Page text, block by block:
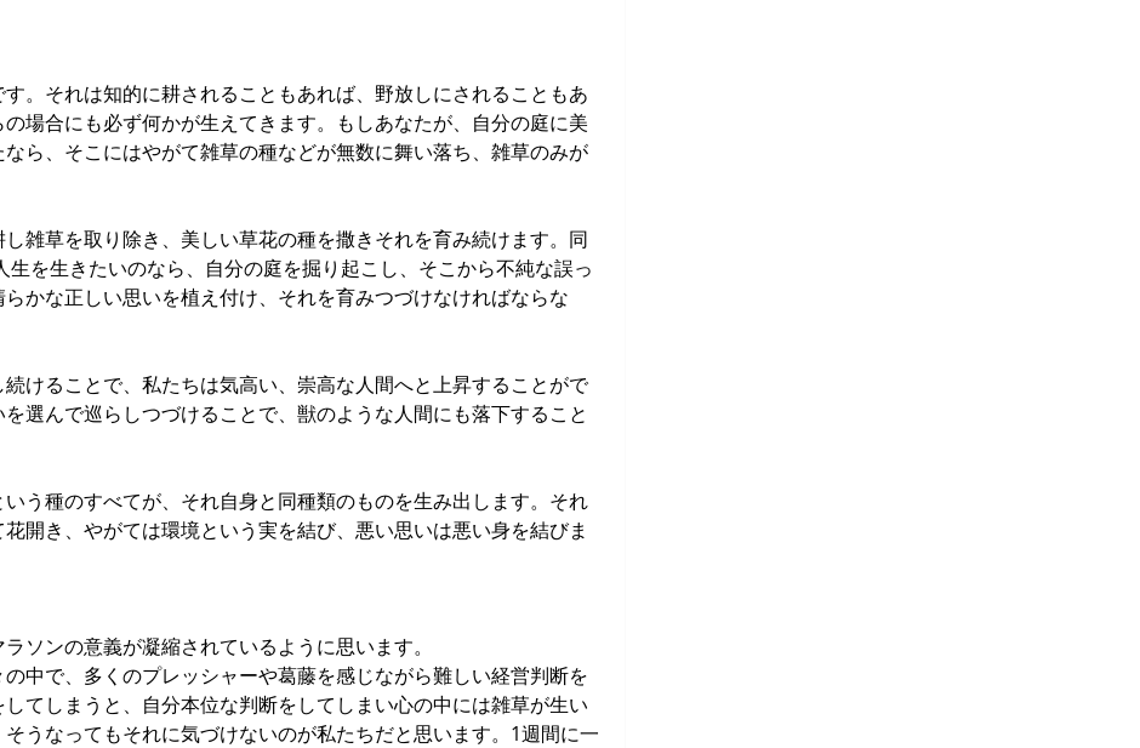
。それは知的に耕されることもあれば、野放しにされることもあ
場合にも必ず何かが生えてきます。もしあなたが、自分の庭に美
ら、そこにはやがて雑草の種などが無数に舞い落ち、雑草のみが
雑草を取り除き、美しい草花の種を撒きそれを育み続けます。同
生を生きたいのなら、自分の庭を掘り起こし、そこから不純な誤っ
かな正しい思いを植え付け、それを育みつづけなければならな
けることで、私たちは気高い、崇高な人間へと上昇することがで
選んで巡らしつづけることで、獣のような人間にも落下すること
う種のすべてが、それ自身と同種類のものを生み出します。それ
開き、やがては環境という実を結び、悪い思いは悪い身を結びま
ソンの意義が凝縮されているように思います。
中で、多くのプレッシャーや葛藤を感じながら難しい経営判断を
てしまうと、自分本位な判断をしてしまい心の中には雑草が生い
うなってもそれに気づけないのが私たちだと思います。1週間に一